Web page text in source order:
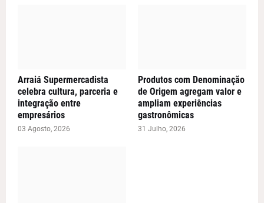
Arraiá Supermercadista
celebra cultura, parceria e
integração entre
empresários
03 Agosto, 2026
Produtos com Denominação
de Origem agregam valor e
ampliam experiências
gastronômicas
31 Julho, 2026